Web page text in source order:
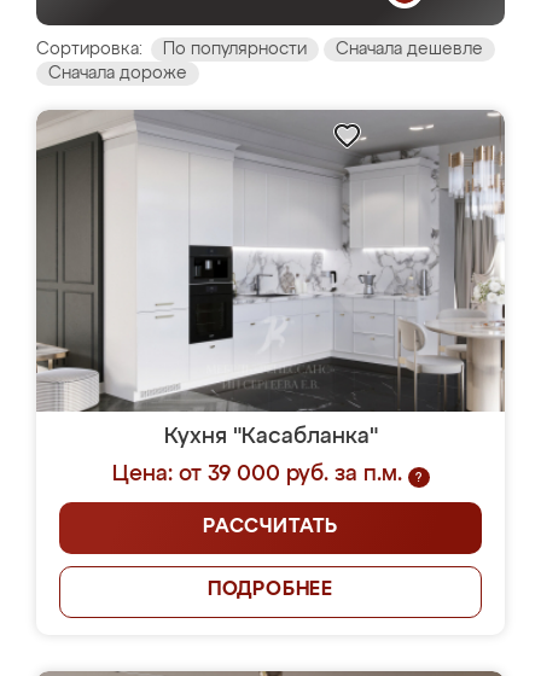
Сортировка: По популярности
Сначала дешевле
Сначала дороже
Кухня "Касабланка"
Цена: от 39 000 руб. за п.м.
?
РАССЧИТАТЬ
ПОДРОБНЕЕ